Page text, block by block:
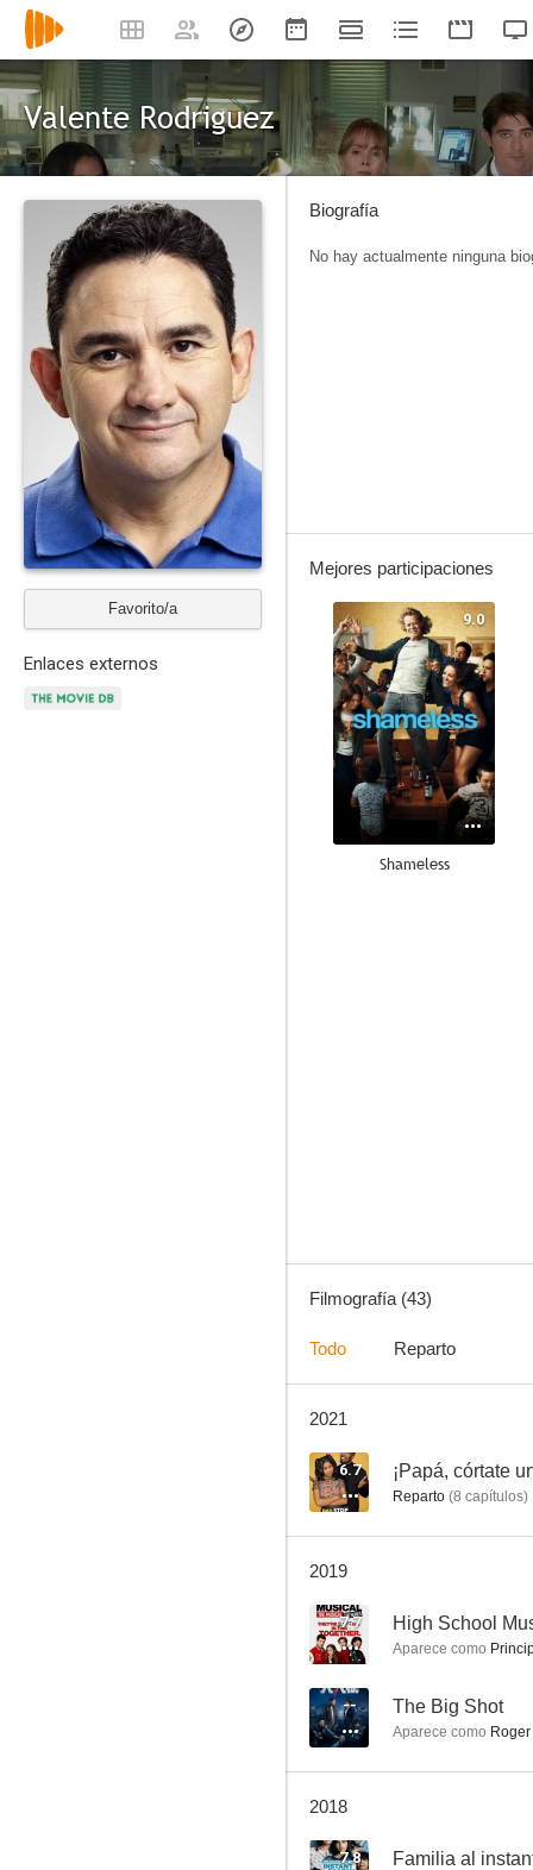
Valente Rodriguez
Favorito/a
Enlaces externos
Biografía
No hay actualmente ninguna
Mejores participaciones
9.0
Shameless
7.8
Familia al instante
7.2
Filmografía (43)
Todo Reparto
2021
6.7 ¡Papá, córtate
Reparto (8 capítulos)
2019
7.7
Aparece como
-- The Big Shot
Aparece como
2018
7.8 Familia al